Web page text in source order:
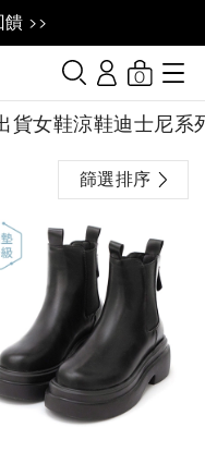
>>
貨女鞋涼鞋迪士尼系
0
篩選排序